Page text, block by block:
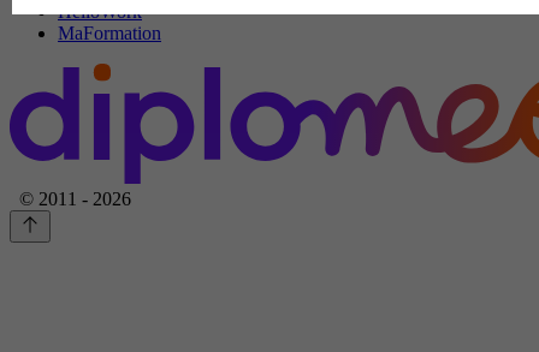
HelloWork
MaFormation
© 2011 - 2026